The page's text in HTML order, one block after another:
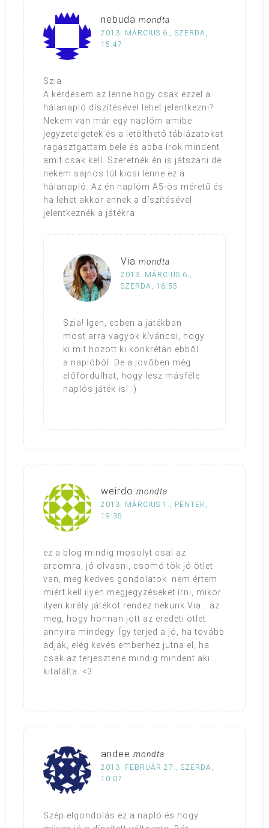
nebuda mondta
2013. MÁRCIUS 6., SZERDA,
15:47
Szia
A kérdésem az lenne hogy csak ezzel a
hálanapló díszítésével lehet jelentkezni?
Nekem van már egy naplóm amibe
jegyzetelgetek és a letölthető táblázatokat
ragasztgattam bele és abba írok mindent
amit csak kell. Szeretnék én is játszani de
nekem sajnos túl kicsi lenne ez a
hálanapló. Az én naplóm A5-ös méretű és
ha lehet akkor ennek a díszítésével
jelentkeznék a játékra.
Via mondta
2013. MÁRCIUS 6.,
SZERDA, 16:55
Szia! Igen, ebben a játékban
most arra vagyok kíváncsi, hogy
ki mit hozott ki konkrétan ebből
a naplóból. De a jövőben még
előfordulhat, hogy lesz másféle
naplós játék is! :)
weirdo mondta
2013. MÁRCIUS 1., PÉNTEK,
19:35
ez a blog mindig mosolyt csal az
arcomra, jó olvasni, csomó tök jó ötlet
van, meg kedves gondolatok. nem értem
miért kell ilyen megjegyzéseket írni, mikor
ilyen király játékot rendez nekünk Via… az
meg, hogy honnan jött az eredeti ötlet
annyira mindegy. Így terjed a jó, ha tovább
adják, elég kevés emberhez jutna el, ha
csak az terjesztene mindig mindent aki
kitalálta. <3
andee mondta
2013. FEBRUÁR 27., SZERDA,
10:07
Szép elgondolás ez a napló és hogy